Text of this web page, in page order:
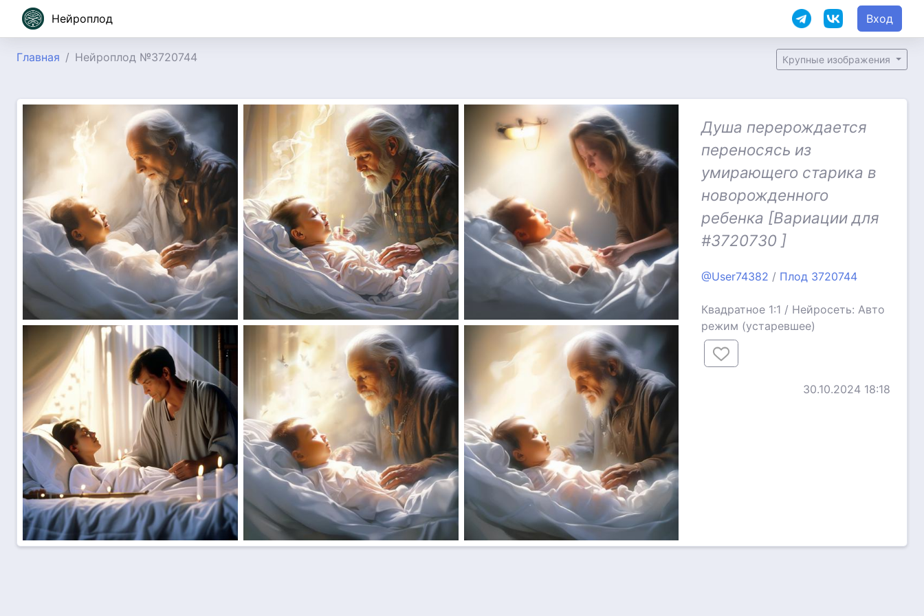
Нейроплод Вход
Главная Нейроплод №3720744 Крупные изображения
Душа перерождается
переносясь из
умирающего старика в
новорожденного
ребенка [Вариации для
#3720730 ]
@User74382 / Плод 3720744
Квадратное 1:1 / Нейросеть: Авто
режим (устаревшее)
30.10.2024 18:18